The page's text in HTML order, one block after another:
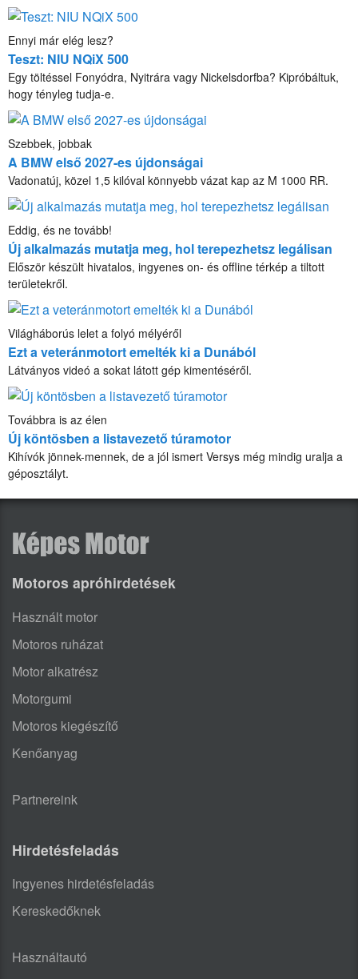
Ennyi már elég lesz?
Teszt: NIU NQiX 500
Egy töltéssel Fonyódra, Nyitrára vagy Nickelsdorfba? Kipróbáltuk,
hogy tényleg tudja-e.
Szebbek, jobbak
A BMW első 2027-es újdonságai
Vadonatúj, közel 1,5 kilóval könnyebb vázat kap az M 1000 RR.
Eddig, és ne tovább!
Új alkalmazás mutatja meg, hol terepezhetsz legálisan
Először készült hivatalos, ingyenes on- és offline térkép a tiltott
területekről.
Világháborús lelet a folyó mélyéről
Ezt a veteránmotort emelték ki a Dunából
Látványos videó a sokat látott gép kimentéséről.
Továbbra is az élen
Új köntösben a listavezető túramotor
Kihívók jönnek-mennek, de a jól ismert Versys még mindig uralja a
géposztályt.
Motoros apróhirdetések
Használt motor
Motoros ruházat
Motor alkatrész
Motorgumi
Motoros kiegészítő
Kenőanyag
Partnereink
Hirdetésfeladás
Ingyenes hirdetésfeladás
Kereskedőknek
Használtautó